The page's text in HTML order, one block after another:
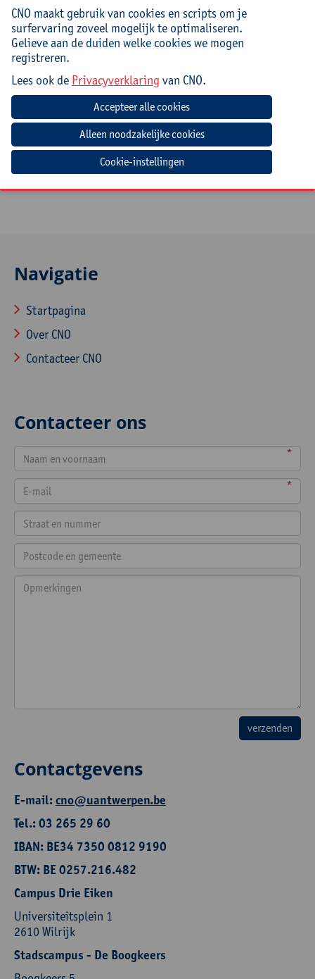
Doelgroep
(Zorg)leerkrachten kleuteronderwijs (5-jarigen) en
(zorg)leerkrachten uit de 1ste graad van het lager
onderwijs, leerkrachten speelleerklas (buitengewoon
onderwijs), leerkrachten LO
Mee te brengen door cursist
Draag gemakkelijke, beweegvriendelijke kledij
Navigatie
Startpagina
Over CNO
Contacteer CNO
Contacteer ons
*
*
Contactgevens
E-mail:cno@uantwerpen.be
Tel.: 03 265 29 60
IBAN: BE34 7350 0812 9190
BTW: BE 0257.216.482
Campus Drie Eiken
Universiteitsplein 1
2610 Wilrijk
Stadscampus - De Boogkeers
CNO maakt gebruik van cookies en scripts om je
surfervaring zoveel mogelijk te optimaliseren.
Gelieve aan de duiden welke cookies we mogen
registreren.
Lees ook de Privacyverklaring van CNO.
Cookie-instellingen